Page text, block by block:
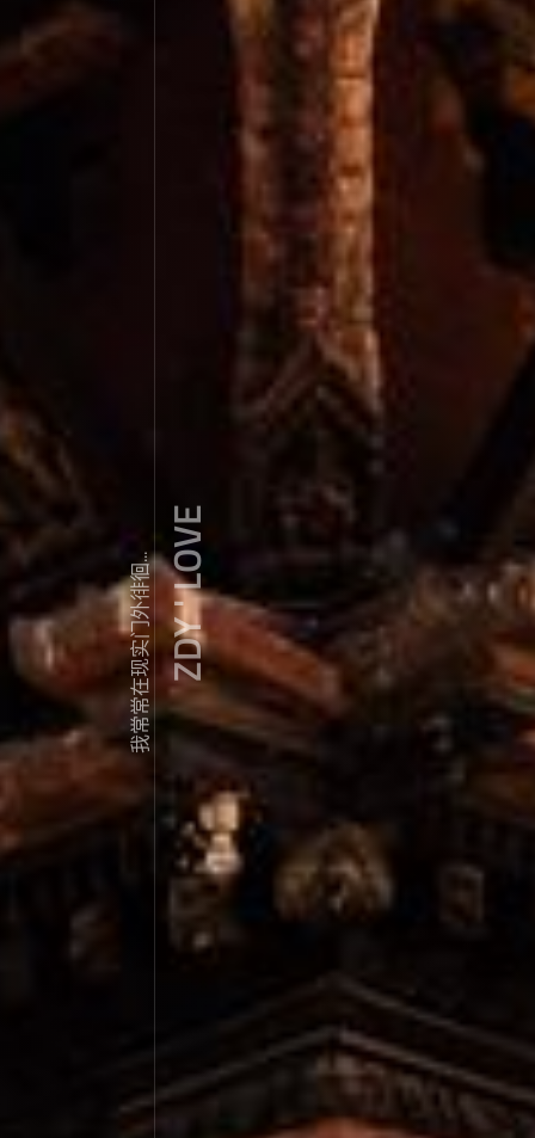
我常常在现实门外徘徊...ZDY ' LOVE